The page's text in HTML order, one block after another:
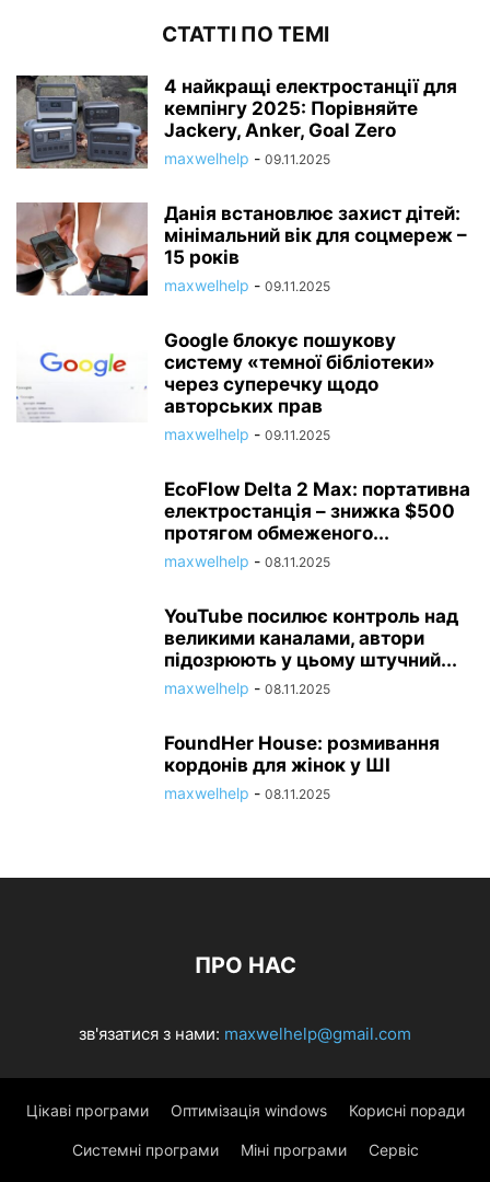
СТАТТІ ПО ТЕМІ
4 найкращі електростанції для
кемпінгу 2025: Порівняйте
Jackery, Anker, Goal Zero
maxwelhelp - 09.11.2025
Данія встановлює захист дітей:
мінімальний вік для соцмереж –
15 років
maxwelhelp - 09.11.2025
Google блокує пошукову
систему «темної бібліотеки»
через суперечку щодо
авторських прав
maxwelhelp - 09.11.2025
EcoFlow Delta 2 Max: портативна
електростанція – знижка $500
протягом обмеженого...
maxwelhelp - 08.11.2025
YouTube посилює контроль над
великими каналами, автори
підозрюють у цьому штучний...
maxwelhelp - 08.11.2025
FoundHer House: розмивання
кордонів для жінок у ШІ
maxwelhelp - 08.11.2025
ПРО НАС
зв'язатися з нами: maxwelhelp@gmail.com
Цікаві програми Оптимізація windows Корисні поради
Системні програми Міні програми Сервіс